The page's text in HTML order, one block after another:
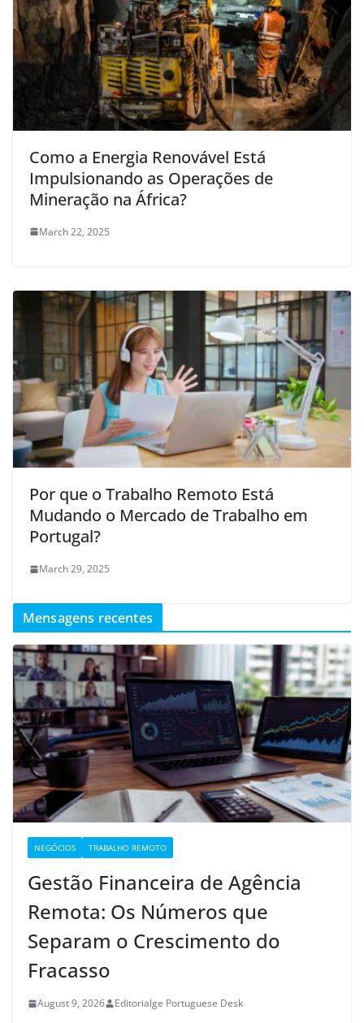
Como a Energia Renovável Está
Impulsionando as Operações de
Mineração na África?
March 22, 2025
Por que o Trabalho Remoto Está
Mudando o Mercado de Trabalho em
Portugal?
March 29, 2025
Mensagens recentes
NEGÓCIOS TRABALHO REMOTO
Gestão Financeira de Agência
Remota: Os Números que
Separam o Crescimento do
Fracasso
August 9, 2026 Editorialge Portuguese Desk